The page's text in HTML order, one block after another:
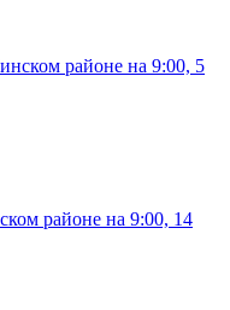
районе на 9:00, 5
районе на 9:00, 14